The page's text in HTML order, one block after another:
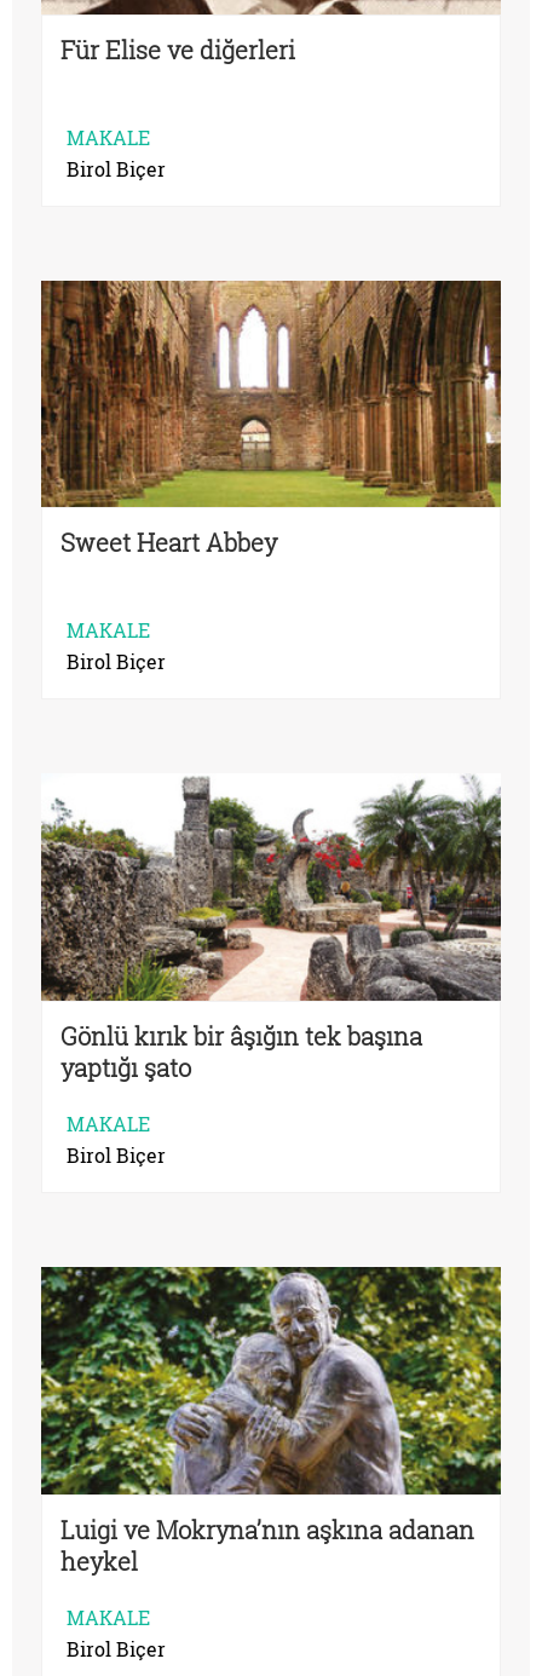
Für Elise ve diğerleri
MAKALE
Birol Biçer
Sweet Heart Abbey
MAKALE
Birol Biçer
Gönlü kırık bir âşığın tek başına
yaptığı şato
MAKALE
Birol Biçer
Luigi ve Mokryna’nın aşkına adanan
heykel
MAKALE
Birol Biçer